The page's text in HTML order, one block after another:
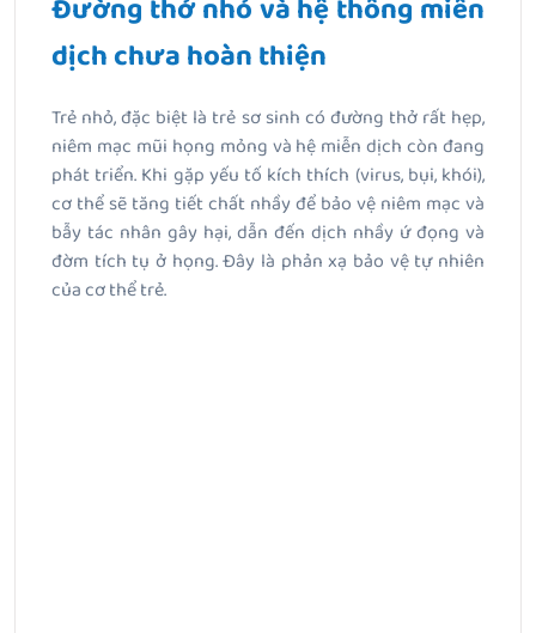
Đường thở nhỏ và hệ thống miễn
dịch chưa hoàn thiện
Trẻ nhỏ, đặc biệt là trẻ sơ sinh có đường thở rất hẹp,
niêm mạc mũi họng mỏng và hệ miễn dịch còn đang
phát triển. Khi gặp yếu tố kích thích (virus, bụi, khói),
cơ thể sẽ tăng tiết chất nhầy để bảo vệ niêm mạc và
bẫy tác nhân gây hại, dẫn đến dịch nhầy ứ đọng và
đờm tích tụ ở họng. Đây là phản xạ bảo vệ tự nhiên
của cơ thể trẻ.